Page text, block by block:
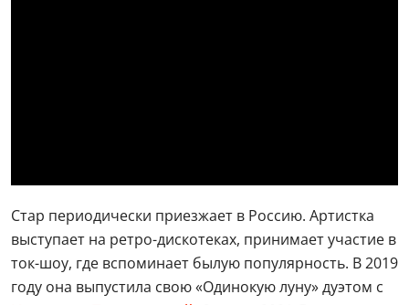
Стар периодически приезжает в Россию. Артистка
выступает на ретро-дискотеках, принимает участие в
ток-шоу, где вспоминает былую популярность. В 2019
году она выпустила свою «Одинокую луну» дуэтом с